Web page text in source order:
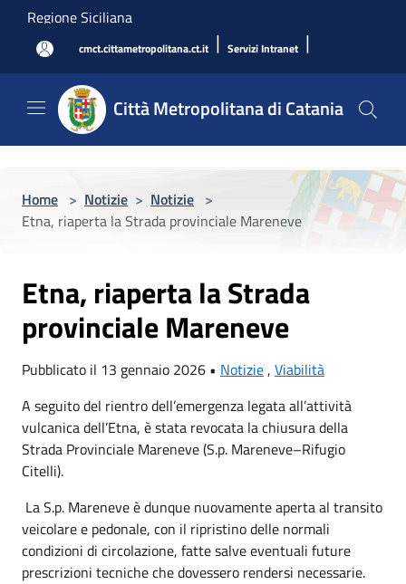
Salta al contenuto principale
Regione Siciliana
cmct.cittametropolitana.ct.it | Servizi Intranet |
Città Metropolitana di Catania
Home > Notizie > Notizie >
Etna, riaperta la Strada provinciale Mareneve
Etna, riaperta la Strada
provinciale Mareneve
Pubblicato il 13 gennaio 2026 • Notizie, Viabilità
A seguito del rientro dell’emergenza legata all’attività
vulcanica dell’Etna, è stata revocata la chiusura della
Strada Provinciale Mareneve (S.p. Mareneve–Rifugio
Citelli).
La S.p. Mareneve è dunque nuovamente aperta al transito
veicolare e pedonale, con il ripristino delle normali
condizioni di circolazione, fatte salve eventuali future
prescrizioni tecniche che dovessero rendersi necessarie.